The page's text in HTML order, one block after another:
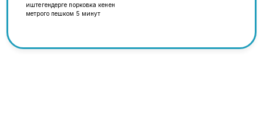
иштегендерге порковка кенен
метрого пешком 5 минут